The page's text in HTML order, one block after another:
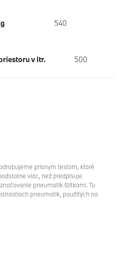
540
v ltr. 500
prísnym testom, ktoré
viac, než predpisuje
pneumatík štítkami. Tu
pneumatík, použitých na